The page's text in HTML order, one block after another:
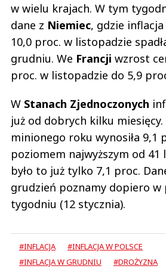
w wielu krajach. W tym
dane z Niemiec, gdzie
10,0 proc. w listopadzie
grudniu. We Francji wzrost
proc. w listopadzie do 5,9
W Stanach Zjednoczonych
już od dobrych kilku miesięcy.
minionego roku wynosiła 9,1
poziomem najwyższym od
było to już tylko 7,1 proc.
grudzień poznamy dopiero w
tygodniu (12 stycznia).
#INFLACJA
#INFLACJA W POLSCE
#INFLACJA W GRUDNIU
#DROŻYZNA